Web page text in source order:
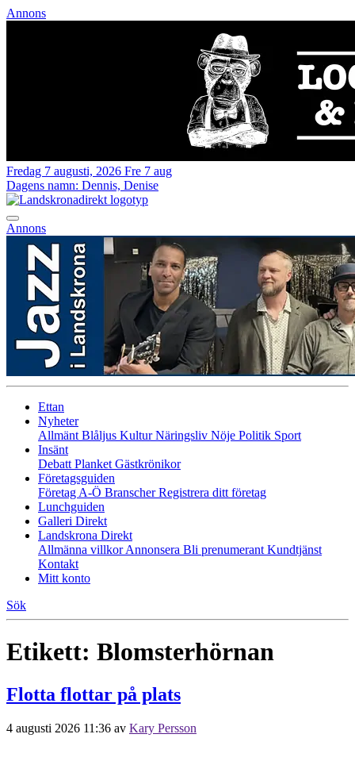
Annons
Fredag 7 augusti, 2026 Fre 7 aug
Dagens namn: Dennis, Denise
Annons
Ettan
Nyheter
Allmänt Blåljus KulturNäringsliv Nöje Politik Sport
Insänt
Debatt Planket Gästkrönikor
Företagsguiden
Företag A-Ö BranscherRegistrera ditt företag
Lunchguiden
Galleri Direkt
Landskrona Direkt
Allmänna villkorAnnonsera Bli prenumerant Kundtjänst
Kontakt
Mitt konto
Sök
Etikett: Blomsterhörnan
Flotta flottar på plats
4 augusti 2026 11:36 av Kary Persson